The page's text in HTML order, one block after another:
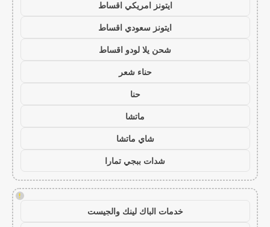
ايتونز امريكي اقساط
ايتونز سعودي اقساط
شحن يلا لودو اقساط
حناء شعر
حنا
ماتشا
شاي ماتشا
شدات ببجي تمارا
!
خدمات الباك لينك والجيست